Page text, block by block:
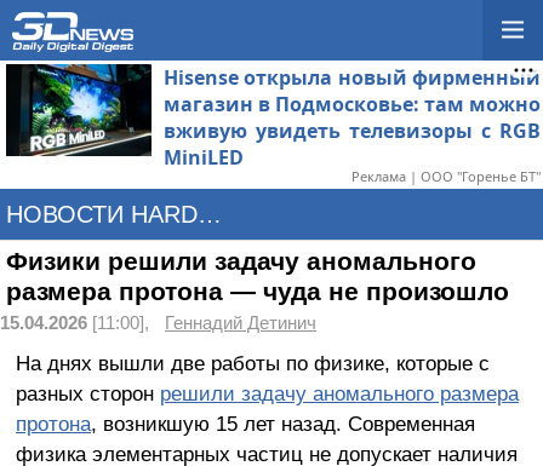
Hisense открыла новый фирменный
магазин в Подмосковье: там можно
вживую увидеть телевизоры с RGB
MiniLED
Реклама | ООО "Горенье БТ"
НОВОСТИ HARDWARE
Физики решили задачу аномального
размера протона — чуда не произошло
15.04.2026 [11:00], Геннадий Детинич
На днях вышли две работы по физике, которые с
разных сторон решили задачу аномального размера
протона, возникшую 15 лет назад. Современная
физика элементарных частиц не допускает наличия